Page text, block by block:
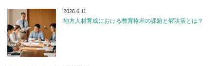
2026.6.11
地方人材育成における教育格差の課題と解決策とは？